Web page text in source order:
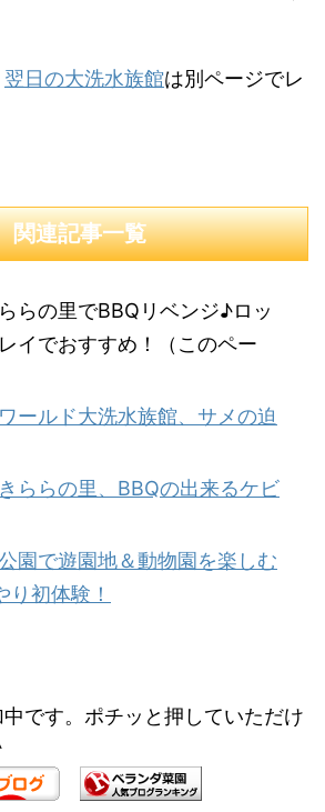
翌日の大洗水族館は別ページでレ
関連記事一覧
らの里でBBQリベンジ♪ロッ
イでおすすめ！（このペー
ールド大洗水族館、サメの迫
ららの里、BBQの出来るケビ
園で遊園地＆動物園を楽しむ
初体験！
です。ポチッと押していただけ